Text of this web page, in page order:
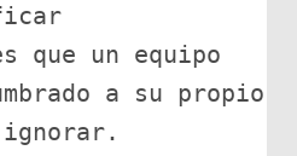
que un equipo
a su propio